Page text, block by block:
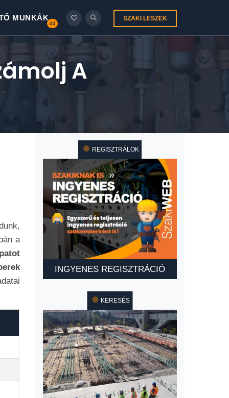
SZAKI LESZEK
MUNKÁK
44
A
a
REGISZTRÁLOK
INGYENES REGISZTRÁCIÓ
KERESÉS